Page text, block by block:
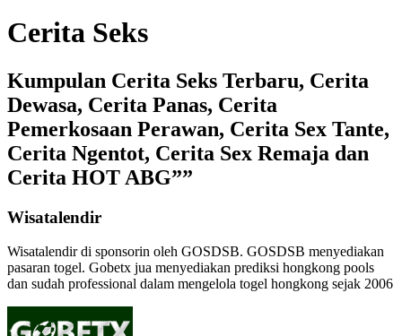
Cerita Seks
Kumpulan Cerita Seks Terbaru, Cerita
Dewasa, Cerita Panas, Cerita
Pemerkosaan Perawan, Cerita Sex Tante,
Cerita Ngentot, Cerita Sex Remaja dan
Cerita HOT ABG””
Wisatalendir
Wisatalendir di sponsorin oleh GOSDSB. GOSDSB menyediakan
pasaran togel. Gobetx jua menyediakan prediksi hongkong pools
dan sudah professional dalam mengelola togel hongkong sejak 2006